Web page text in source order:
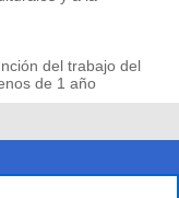
del trabajo del
de 1 año